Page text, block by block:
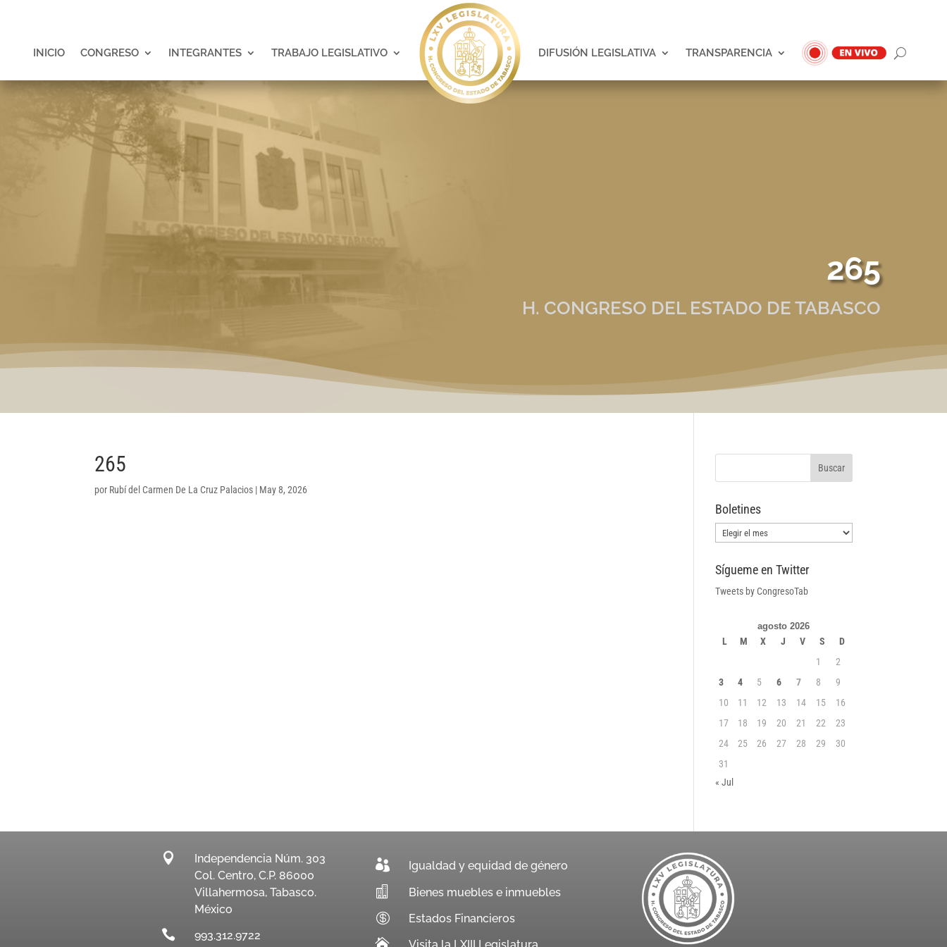
INICIO CONGRESO INTEGRANTES TRABAJO LEGISLATIVO DIFUSIÓN LEGISLATIVA TRANSPARENCIA
265
H. CONGRESO DEL ESTADO DE TABASCO
265
por Rubí del Carmen De La Cruz Palacios | May 8, 2026
Boletines
Boletines
Sígueme en Twitter
Tweets by CongresoTab
agosto 2026
L M X J V S
D
1
2
3
4 5 6 7 8
9
10
11 12 13 14 15
16
17
18 19 20 21 22
23
24
25 26 27 28 29
30
31
« Jul

Independencia Núm. 303
Col. Centro, C.P. 86000
Villahermosa, Tabasco.
México

993.312.9722
 Igualdad y equidad de género
 Bienes muebles e inmuebles
 Estados Financieros
